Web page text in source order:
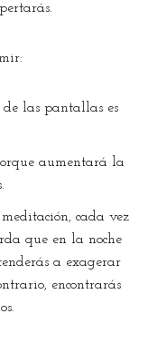
las pantallas es
aumentará la
cada vez
que en la noche
a exagerar
encontrarás